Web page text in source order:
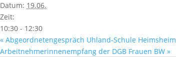
Datum: 19.06.
Zeit:
10:30 - 12:30
« Abgeordnetengespräch Uhland-Schule Heimsheim
Arbeitnehmerinnenempfang der DGB Frauen BW »